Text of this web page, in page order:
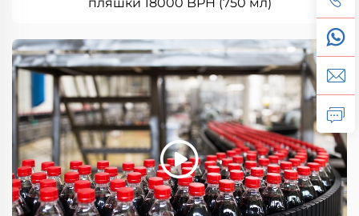
пляшки 18000 BPH (750 мл)